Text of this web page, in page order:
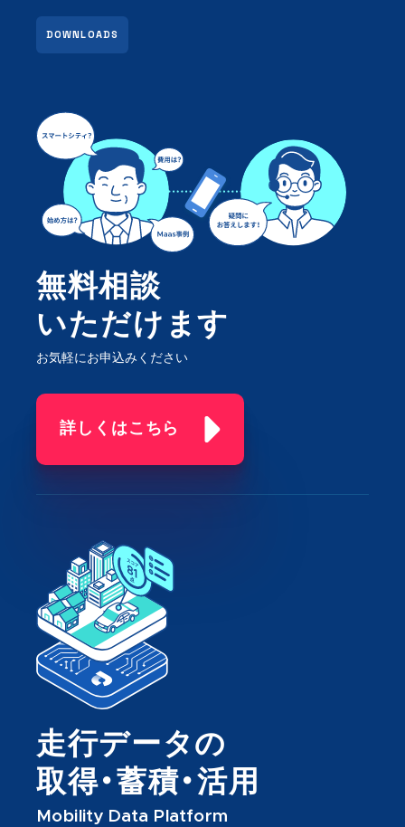
DOWNLOADS
無料相談
いただけます
お気軽にお申込みください
詳しくはこちら
走行データの
取得・蓄積・活用
Mobility Data Platform